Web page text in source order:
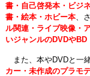
書・自己啓発本・ビジ
書・絵本・ホビー本、
ル関連・ライブ映像・
いジャンルのDVDやBD
また、本やDVDと一
カー・未作成のプラモ